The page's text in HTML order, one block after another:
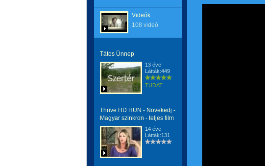
Videók
108 videó
Tátos Ünnep
13 éve
Látták:449
TUDAT
Thrive HD HUN - Növekedj -
Magyar szinkron - teljes film
14 éve
Látták:131